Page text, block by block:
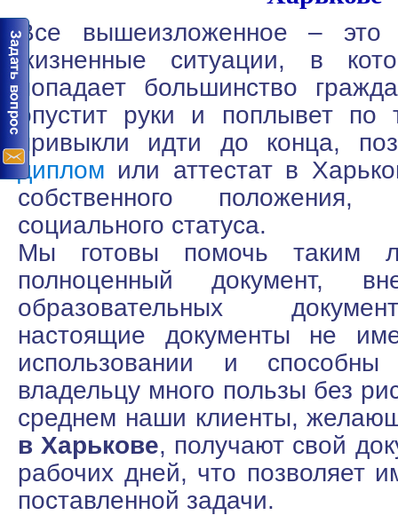
Все вышеизложенное –
жизненные ситуации, в
попадает большинство
опустит руки и поплывет по
привыкли идти до конца,
диплом или аттестат в
собственного
социального статуса.
Мы готовы помочь таким
полноценный документ,
образовательных
настоящие документы не
использовании и
владельцу много пользы без
среднем наши клиенты,
в Харькове, получают свой
рабочих дней, что позволяет
поставленной задачи.